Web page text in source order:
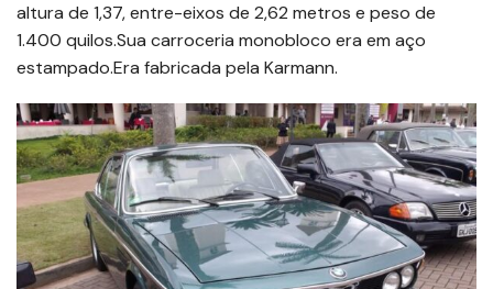
altura de 1,37, entre-eixos de 2,62 metros e peso de
1.400 quilos.Sua carroceria monobloco era em aço
estampado.Era fabricada pela Karmann.